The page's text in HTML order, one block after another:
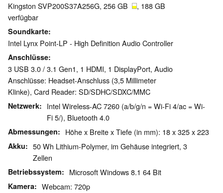
Kingston SVP200S37A256G, 256 GB
, 188 GB
verfügbar
Soundkarte
Intel Lynx Point-LP - High Definition Audio Controller
Anschlüsse
3 USB 3.0 / 3.1 Gen1, 1 HDMI, 1 DisplayPort, Audio
Anschlüsse: Headset-Anschluss (3,5 Millimeter
Klinke), Card Reader: SD/SDHC/SDXC/MMC
Netzwerk
Intel Wireless-AC 7260 (a/b/g/n = Wi-Fi 4/ac = Wi-
Fi 5/), Bluetooth 4.0
Abmessungen Höhe x Breite x Tiefe (in mm): 18 x 325 x 223
Akku
50 Wh Lithium-Polymer, im Gehäuse integriert, 3
Zellen
Betriebssystem Microsoft Windows 8.1 64 Bit
Kamera Webcam: 720p